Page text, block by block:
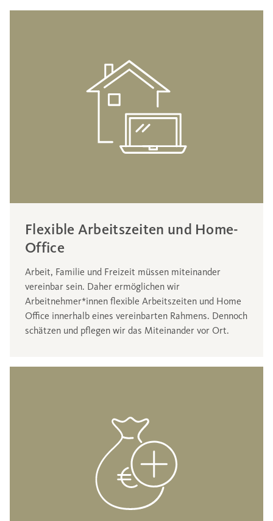
Flexible Arbeitszeiten und Home-
Office
Arbeit, Familie und Freizeit müssen miteinander
vereinbar sein. Daher ermöglichen wir
Arbeitnehmer*innen flexible Arbeitszeiten und Home
Office innerhalb eines vereinbarten Rahmens. Dennoch
schätzen und pflegen wir das Miteinander vor Ort.